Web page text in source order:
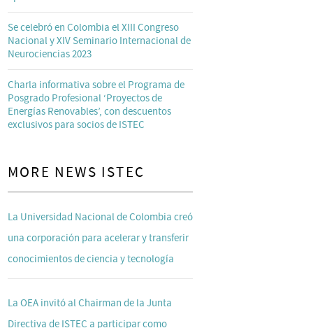
Se celebró en Colombia el XIII Congreso
Nacional y XIV Seminario Internacional de
Neurociencias 2023
Charla informativa sobre el Programa de
Posgrado Profesional ‘Proyectos de
Energías Renovables’, con descuentos
exclusivos para socios de ISTEC
MORE NEWS ISTEC
La Universidad Nacional de Colombia creó
una corporación para acelerar y transferir
conocimientos de ciencia y tecnología
La OEA invitó al Chairman de la Junta
Directiva de ISTEC a participar como